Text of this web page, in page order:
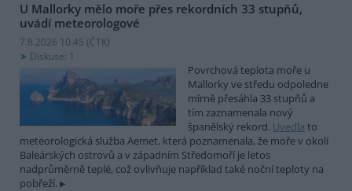
U Mallorky mělo moře přes rekordních 33 stupňů,
uvádí meteorologové
7.8.2026 10:45 (ČTK)
Diskuse: 1
Povrchová teplota moře u
Mallorky ve středu odpoledne
mírně přesáhla 33 stupňů a
tím zaznamenala nový
španělský rekord. Uvedla to
meteorologická služba Aemet, která poznamenala, že moře v okolí
Baleárských ostrovů a v západním Středomoří je letos
nadprůměrně teplé, což ovlivňuje například také noční teploty na
pobřeží.